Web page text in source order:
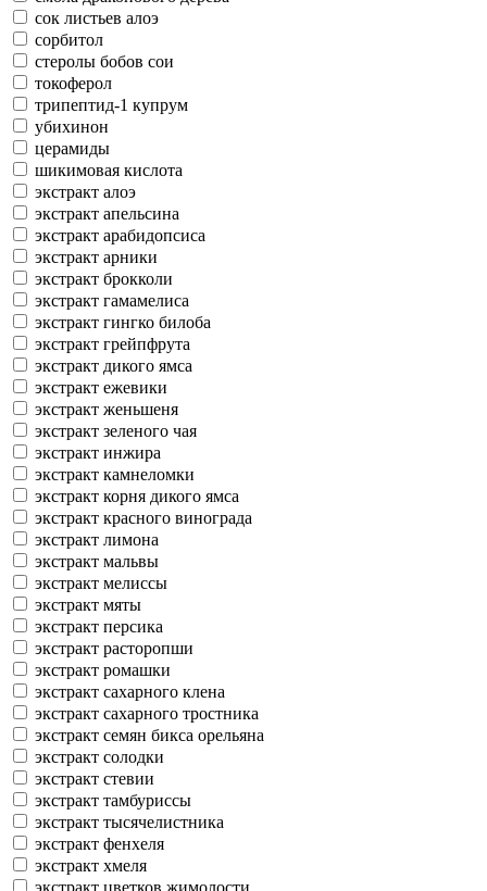
сок листьев алоэ
сорбитол
стеролы бобов сои
токоферол
трипептид-1 купрум
убихинон
церамиды
шикимовая кислота
экстракт алоэ
экстракт апельсина
экстракт арабидопсиса
экстракт арники
экстракт брокколи
экстракт гамамелиса
экстракт гингко билоба
экстракт грейпфрута
экстракт дикого ямса
экстракт ежевики
экстракт женьшеня
экстракт зеленого чая
экстракт инжира
экстракт камнеломки
экстракт корня дикого ямса
экстракт красного винограда
экстракт лимона
экстракт мальвы
экстракт мелиссы
экстракт мяты
экстракт персика
экстракт расторопши
экстракт ромашки
экстракт сахарного клена
экстракт сахарного тростника
экстракт семян бикса орельяна
экстракт солодки
экстракт стевии
экстракт тамбуриссы
экстракт тысячелистника
экстракт фенхеля
экстракт хмеля
экстракт цветков жимолости